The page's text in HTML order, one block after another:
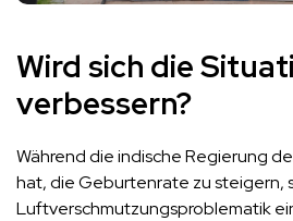
Wird sich die
verbessern?
Während die indische Regierung
hat, die Geburtenrate zu steigern,
Luftverschmutzungsproblematik